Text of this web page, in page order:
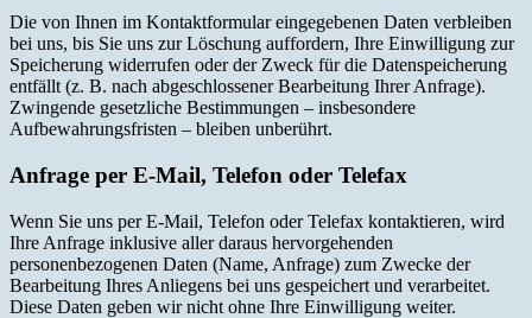
Die von Ihnen im Kontaktformular eingegebenen Daten verbleiben
bei uns, bis Sie uns zur Löschung auffordern, Ihre Einwilligung zur
Speicherung widerrufen oder der Zweck für die Datenspeicherung
entfällt (z. B. nach abgeschlossener Bearbeitung Ihrer Anfrage).
Zwingende gesetzliche Bestimmungen – insbesondere
Aufbewahrungsfristen – bleiben unberührt.
Anfrage per E-Mail, Telefon oder Telefax
Wenn Sie uns per E-Mail, Telefon oder Telefax kontaktieren, wird
Ihre Anfrage inklusive aller daraus hervorgehenden
personenbezogenen Daten (Name, Anfrage) zum Zwecke der
Bearbeitung Ihres Anliegens bei uns gespeichert und verarbeitet.
Diese Daten geben wir nicht ohne Ihre Einwilligung weiter.